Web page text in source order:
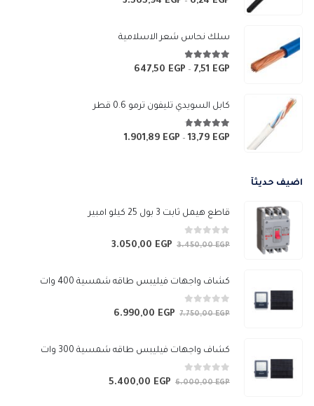
منسلك نحاس شعر الاسلامية
4.83 من 5
7,51 EGP
–
647,50 EGP
من
خلال
كابل السويدي تليفون ترمو 0.6 قطر
4.67 من 5
13,79 EGP
–
1.901,89 EGP
نطاق
اضيف حديثآ
قاطع هيمل ثابت 3 بول 25 كيلو امبير
0 من 53.450,00EGP
السعر
هو:
3.050,00 EGP
السعر
هو:
كشاف واجهات فيليبس طاقه شمسية 400 وات
0 من 57.750,00EGP
السعر
هو:
6.990,00 EGP
هو:
كشاف واجهات فيليبس طاقه شمسية 300 وات
0 من 56.000,00EGP
السعر5.400,00 EGP
السعر